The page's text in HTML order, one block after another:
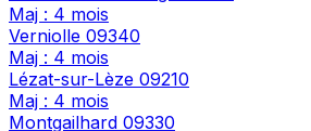
Maj : 4 mois
Verniolle 09340
Maj : 4 mois
Lézat-sur-Lèze 09210
Maj : 4 mois
Montgailhard 09330